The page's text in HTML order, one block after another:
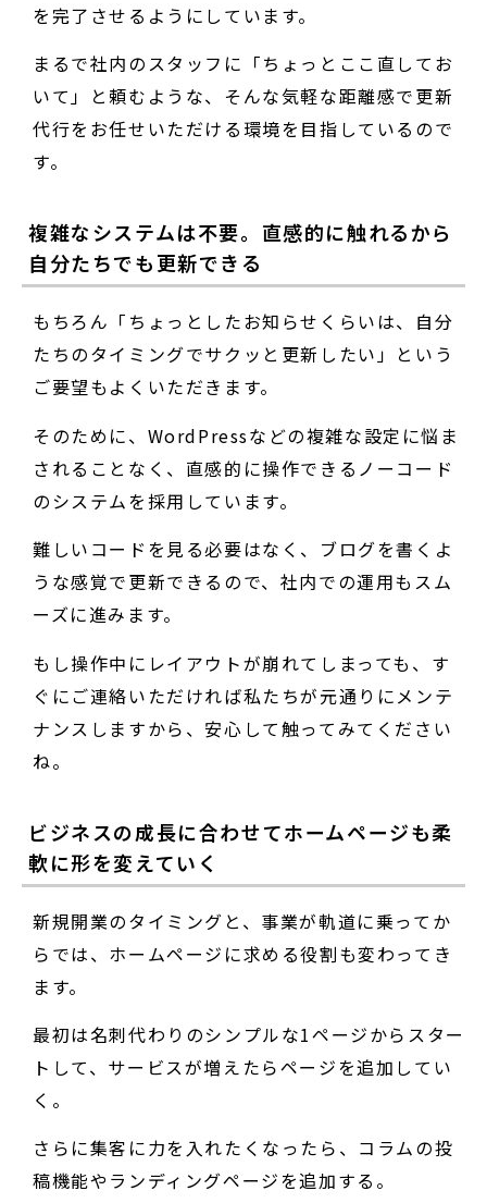
を完了させるようにしています。
まるで社内のスタッフに「ちょっとここ直してお
いて」と頼むような、そんな気軽な距離感で更新
代行をお任せいただける環境を目指しているので
す。
複雑なシステムは不要。直感的に触れるから
自分たちでも更新できる
もちろん「ちょっとしたお知らせくらいは、自分
たちのタイミングでサクッと更新したい」という
ご要望もよくいただきます。
そのために、WordPressなどの複雑な設定に悩ま
されることなく、直感的に操作できるノーコード
のシステムを採用しています。
難しいコードを見る必要はなく、ブログを書くよ
うな感覚で更新できるので、社内での運用もスム
ーズに進みます。
もし操作中にレイアウトが崩れてしまっても、す
ぐにご連絡いただければ私たちが元通りにメンテ
ナンスしますから、安心して触ってみてください
ね。
ビジネスの成長に合わせてホームページも柔
軟に形を変えていく
新規開業のタイミングと、事業が軌道に乗ってか
らでは、ホームページに求める役割も変わってき
ます。
最初は名刺代わりのシンプルな1ページからスター
トして、サービスが増えたらページを追加してい
く。
さらに集客に力を入れたくなったら、コラムの投
稿機能やランディングページを追加する。